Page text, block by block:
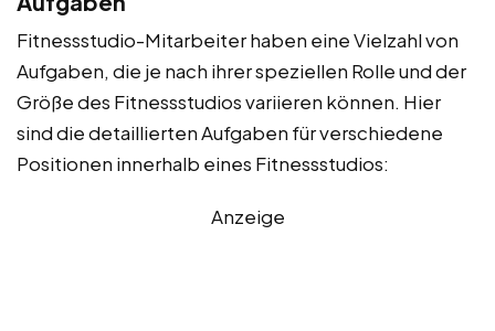
Fitnessstudio-Mitarbeiter haben eine Vielzahl von
Aufgaben, die je nach ihrer speziellen Rolle und der
Größe des Fitnessstudios variieren können. Hier
sind die detaillierten Aufgaben für verschiedene
Positionen innerhalb eines Fitnessstudios:
Anzeige